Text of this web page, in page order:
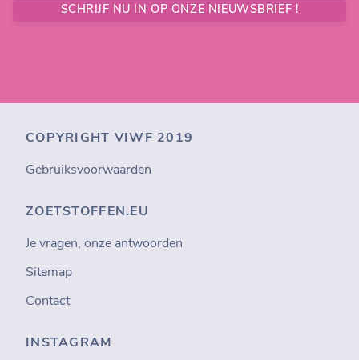
SCHRIJF NU IN OP ONZE NIEUWSBRIEF !
COPYRIGHT VIWF 2019
Gebruiksvoorwaarden
ZOETSTOFFEN.EU
Je vragen, onze antwoorden
Sitemap
Contact
INSTAGRAM